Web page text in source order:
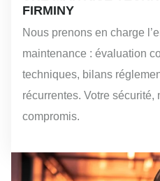
FIRMINY
Nous prenons en charge
maintenance : évaluation
techniques, bilans
récurrentes. Votre sécurité,
compromis.